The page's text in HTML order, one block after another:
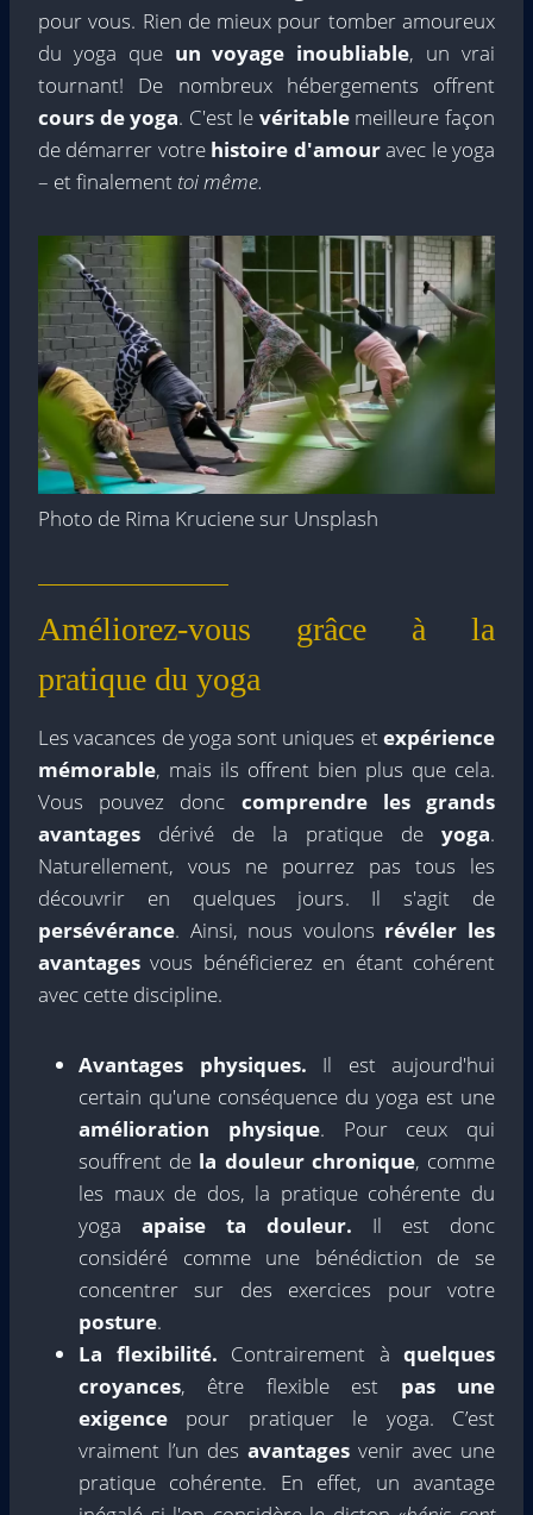
pour vous. Rien de mieux pour tomber amoureux
du yoga que un voyage inoubliable, un vrai
tournant! De nombreux hébergements offrent
cours de yoga. C'est le véritablemeilleure façon
de démarrer votre histoire d'amouravec le yoga
– et finalement toi même.
Photo de Rima Kruciene sur Unsplash
Améliorez-vous grâce à la
pratique du yoga
Les vacances de yoga sont uniques et expérience
mémorable, mais ils offrent bien plus que cela.
Vous pouvez donc comprendre les grands
avantages dérivé de la pratique de yoga.
Naturellement, vous ne pourrez pas tous les
découvrir en quelques jours. Il s'agit de
persévérance. Ainsi, nous voulons révéler les
avantages vous bénéficierez en étant cohérent
avec cette discipline.
Avantages physiques. Il est aujourd'hui
certain qu'une conséquence du yoga est une
amélioration physique. Pour ceux qui
souffrent de la douleur chronique, comme
les maux de dos, la pratique cohérente du
yoga apaise ta douleur. Il est donc
considéré comme une bénédiction de se
concentrer sur des exercices pour votre
posture.
La flexibilité. Contrairement à quelques
croyances, être flexible est pas une
exigence pour pratiquer le yoga. C’est
vraiment l’un des avantages venir avec une
pratique cohérente. En effet, un avantage